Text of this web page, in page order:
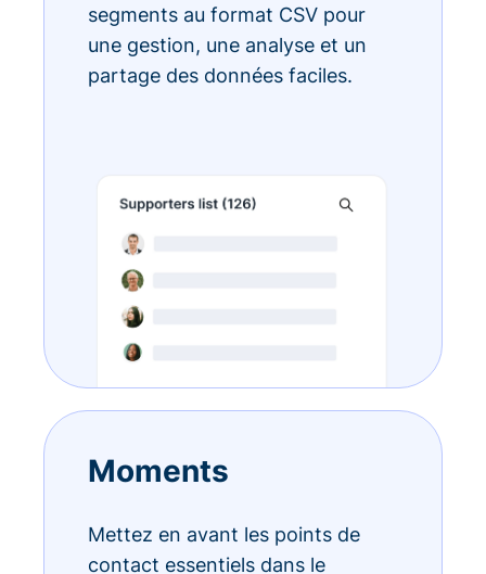
segments au format CSV pour
une gestion, une analyse et un
partage des données faciles.
Moments
Mettez en avant les points de
contact essentiels dans le